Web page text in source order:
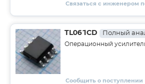
Связаться с инженером
TL061CD Полный
Операционный
Сообщить о поступлении